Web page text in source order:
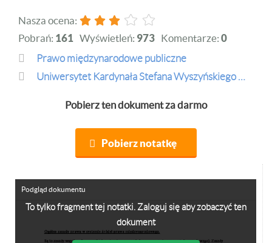
Nasza ocena:
Pobrań: 161 Wyświetleń: 973 Komentarze: 0
Prawo międzynarodowe publiczne
Uniwersytet Kardynała Stefana Wyszyńskiego w Warszawie
Pobierz ten dokument za darmo
Pobierz notatkę
To tylko fragment tej notatki. Zaloguj się aby zobaczyć ten
dokument
Podgląd dokumentu